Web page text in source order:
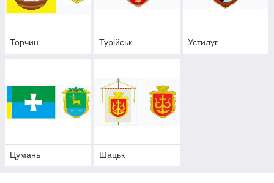
Торчин Турійськ Устилуг
Цумань Шацьк